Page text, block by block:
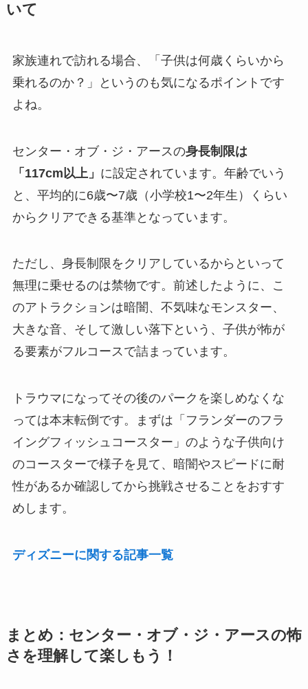
いて
家族連れで訪れる場合、「子供は何歳くらいから
乗れるのか？」というのも気になるポイントです
よね。
センター・オブ・ジ・アースの身長制限は
「117cm以上」 に設定されています。年齢でいう
と、平均的に6歳〜7歳（小学校1〜2年生）くらい
からクリアできる基準となっています。
ただし、身長制限をクリアしているからといって
無理に乗せるのは禁物です。前述したように、こ
のアトラクションは暗闇、不気味なモンスター、
大きな音、そして激しい落下という、子供が怖が
る要素がフルコースで詰まっています。
トラウマになってその後のパークを楽しめなくな
っては本末転倒です。まずは「フランダーのフラ
イングフィッシュコースター」のような子供向け
のコースターで様子を見て、暗闇やスピードに耐
性があるか確認してから挑戦させることをおすす
めします。
ディズニーに関する記事一覧
まとめ：センター・オブ・ジ・アースの怖
さを理解して楽しもう！